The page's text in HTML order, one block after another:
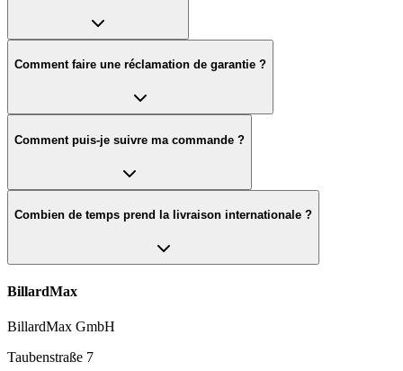
Comment faire une réclamation de garantie ?
Comment puis-je suivre ma commande ?
Combien de temps prend la livraison internationale ?
BillardMax
BillardMax GmbH
Taubenstraße 7